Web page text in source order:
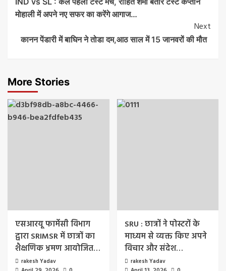
Navigation
मोहाली में अपने नए सफर का करेंगे आगाज…
Next
कानन पेंडारी में बाघिन ने तोडा दम,आठ साल में 15 जानवरों की मौत
More Stories
एसआरयू फार्मेसी विभाग
द्वारा SRIMSR में छात्रों का
शैक्षणिक भ्रमण आयोजित…
rakesh Yadav
SRU : छात्रों ने पोस्टरों के
माध्यम से व्यक्त किए अपने
विचार और संदेश…
rakesh Yadav